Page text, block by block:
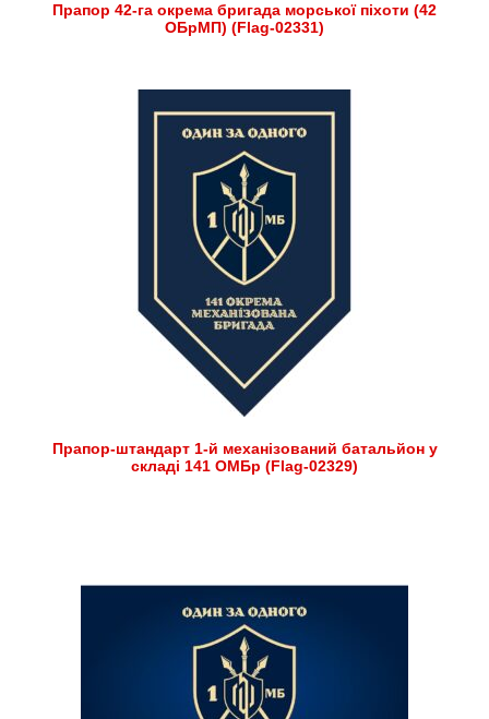
Прапор 42-га окрема бригада морської піхоти (42
ОБрМП) (Flag-02331)
Прапор-штандарт 1-й механізований батальйон у
складі 141 ОМБр (Flag-02329)